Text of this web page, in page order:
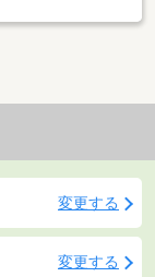
変更する
変更する